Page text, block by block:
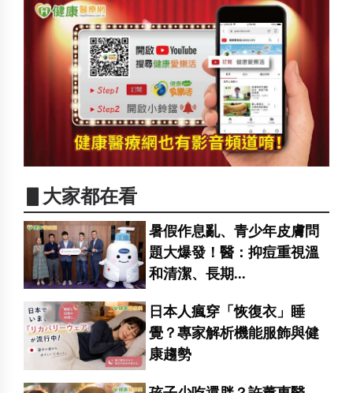
▋大家都在看
暑假作息亂、青少年皮膚問
題大爆發！醫：抑痘重視溫
和清潔、長期...
日本人瘋穿「恢復衣」睡
覺？專家解析機能服飾與健
康趨勢